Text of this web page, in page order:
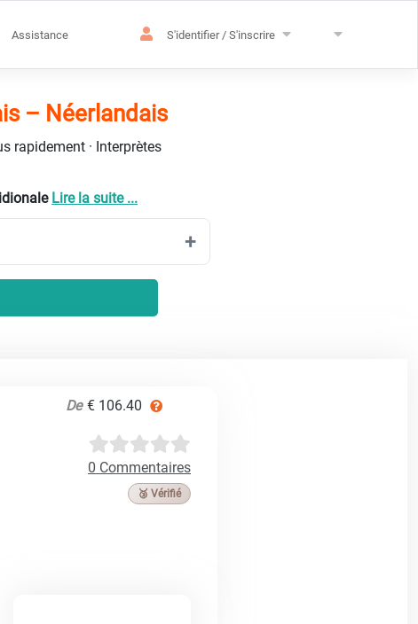
Assistance S'identifier / S'inscrire
– Néerlandais
rapidement · Interprètes
Lire la suite ...
De € 106.40
0 Commentaires
🥉 Vérifié